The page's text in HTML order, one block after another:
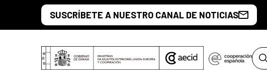
Saut au contenu principal
SUSCRÍBETE A NUESTRO CANAL DE NOTICIAS